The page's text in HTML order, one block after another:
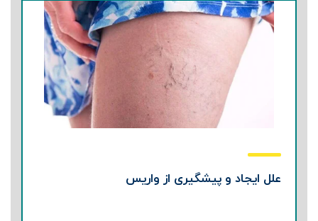
علل ایجاد و پیشگیری از واریس